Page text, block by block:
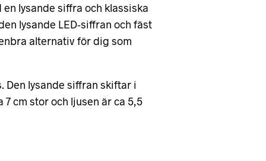
lysande siffra och klassiska
lysande LED-siffran och fäst
alternativ för dig som
Den lysande siffran skiftar i
cm stor och ljusen är ca 5,5